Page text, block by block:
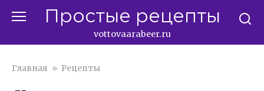
Простые рецепты
vottovaarabeer.ru
Главная » Рецепты